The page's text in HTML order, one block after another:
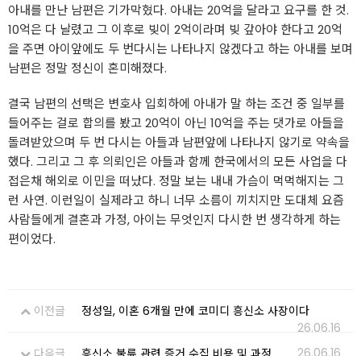
아내를 만난 남편은 기가막혔다. 아내는 20억을 달라고 요구를 한 것.
10억은 다 날렸고 그 이후로 빚이 2억이라며 빚 갚아야 한다고 20억
을 주면 아이앞에도 두 번다시는 나타나지 않겠다고 하는 아내를 보며
남편은 정말 정신이 혼미해졌다.
결국 남편의 선택은 변호사 입회하에 아내가 말 하는 조건 중 일부를
들어주는 걸로 합의를 봤고 20억이 아닌 10억을 주는 댓가로 아들을
돌려받았으며 두 번 다시는 아들과 남편앞에 나타나지 않기로 약속을
했다. 그리고 그 후 의뢰인은 아들과 함께 한국에서의 모든 사업을 다
접은채 해외로 이민을 떠났다. 정말 보는 내내 가슴이 먹먹해지는 그
런 사연. 이런일이 실제라고 하니 너무 소름이 끼치지만 도대체 요즘
사람들에게 결혼과 가정, 아이는 무엇인지 다시한 번 생각하게 하는
편이었다.
이전글
정성일, 이혼 6개월 만에 코미디 흥신소 사장이다
26.06.16
26.06.16